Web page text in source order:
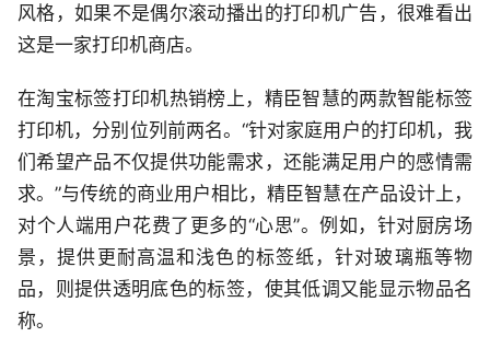
风格，如果不是偶尔滚动播出的打印机广告，很难看出
这是一家打印机商店。
在淘宝标签打印机热销榜上，精臣智慧的两款智能标签
打印机，分别位列前两名。“针对家庭用户的打印机，我
们希望产品不仅提供功能需求，还能满足用户的感情需
求。”与传统的商业用户相比，精臣智慧在产品设计上，
对个人端用户花费了更多的“心思”。例如，针对厨房场
景，提供更耐高温和浅色的标签纸，针对玻璃瓶等物
品，则提供透明底色的标签，使其低调又能显示物品名
称。